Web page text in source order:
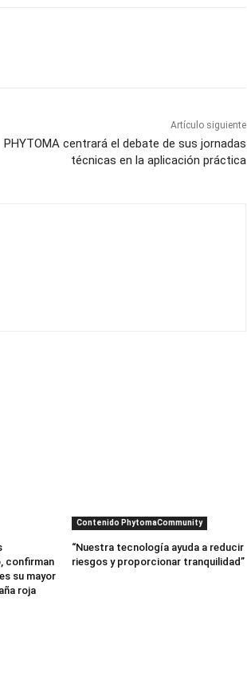
Artículo siguiente
PHYTOMA centrará el debate de sus jornadas
técnicas en la aplicación práctica
confirman
su mayor
roja
Contenido PhytomaCommunity
“Nuestra tecnología ayuda a reducir
riesgos y proporcionar tranquilidad”